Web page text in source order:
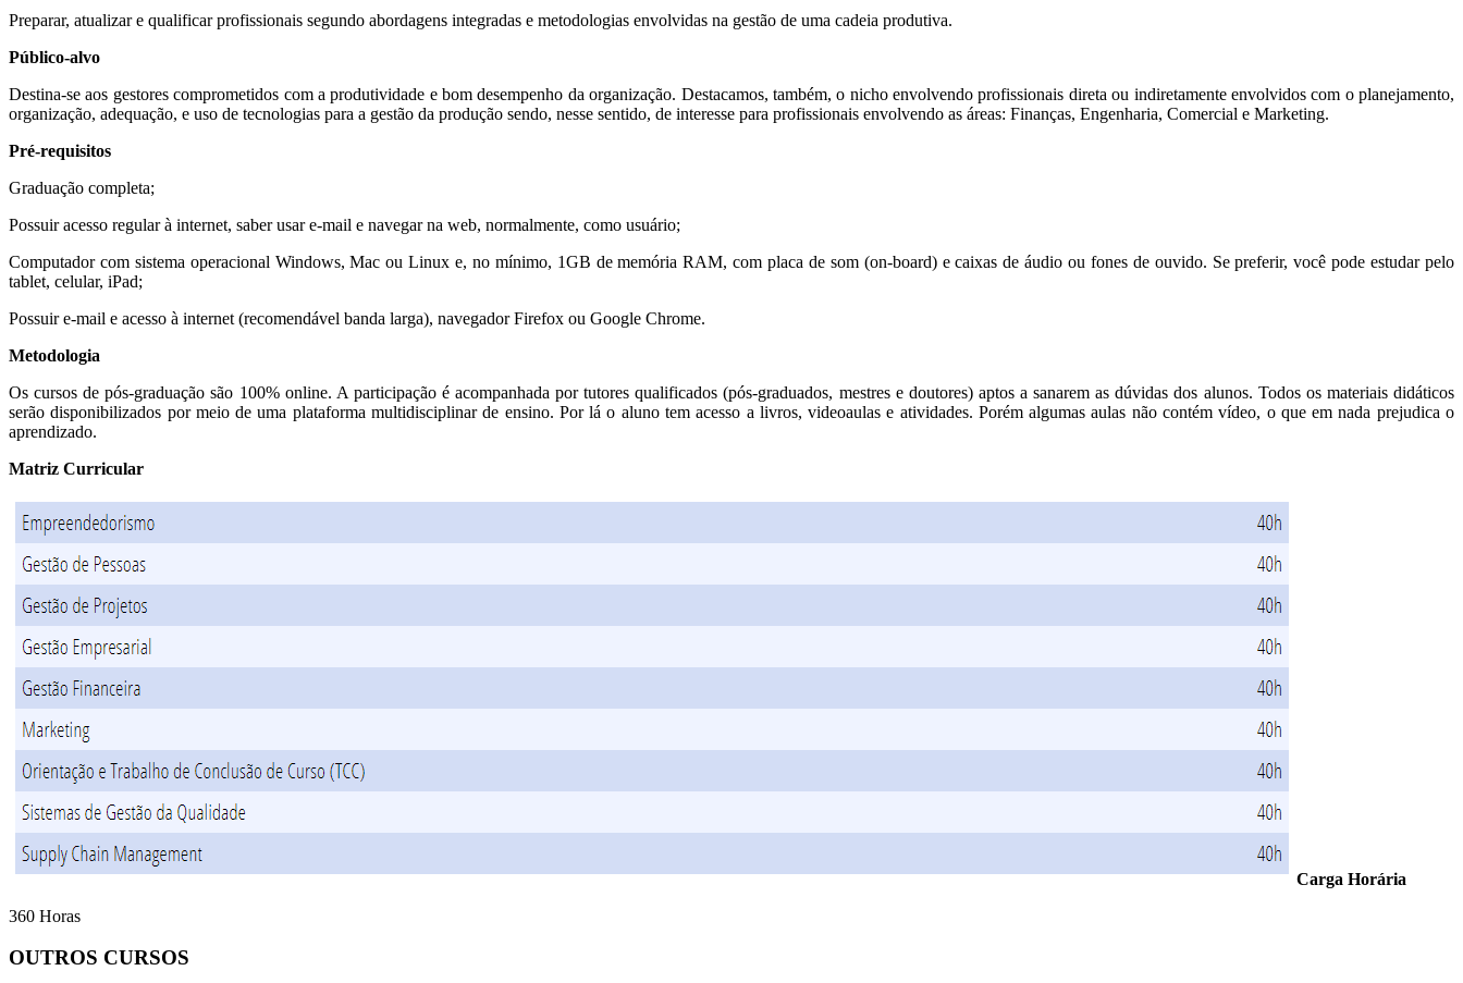
Preparar, atualizar e qualificar profissionais segundo abordagens integradas e metodologias envolvidas na gestão de uma cadeia produtiva.
Público-alvo
Destina-se aos gestores comprometidos com a produtividade e bom desempenho da organização. Destacamos, também, o nicho envolvendo profissionais direta ou indiretamente envolvidos com o planejamento,
organização, adequação, e uso de tecnologias para a gestão da produção sendo, nesse sentido, de interesse para profissionais envolvendo as áreas: Finanças, Engenharia, Comercial e Marketing.
Pré-requisitos
Graduação completa;
Possuir acesso regular à internet, saber usar e-mail e navegar na web, normalmente, como usuário;
Computador com sistema operacional Windows, Mac ou Linux e, no mínimo, 1GB de memória RAM, com placa de som (on-board) e caixas de áudio ou fones de ouvido. Se preferir, você pode estudar pelo
tablet, celular, iPad;
Possuir e-mail e acesso à internet (recomendável banda larga), navegador Firefox ou Google Chrome.
Metodologia
Os cursos de pós-graduação são 100% online. A participação é acompanhada por tutores qualificados (pós-graduados, mestres e doutores) aptos a sanarem as dúvidas dos alunos. Todos os materiais didáticos
serão disponibilizados por meio de uma plataforma multidisciplinar de ensino. Por lá o aluno tem acesso a livros, videoaulas e atividades. Porém algumas aulas não contém vídeo, o que em nada prejudica o
aprendizado.
Matriz Curricular
Carga Horária
360 Horas
OUTROS CURSOS